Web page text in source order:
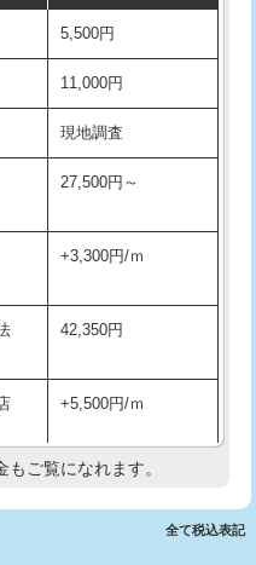
38,500円
22,000円
16,500円
現場見積
す。
22,000円+材料費
16,500円
超
） 11,000円~
5,500円
11,000円
現地調査
27,500円～
+3,300円/ｍ
42,350円
+5,500円/ｍ
現地調査
ご覧になれます。
全て税込表記